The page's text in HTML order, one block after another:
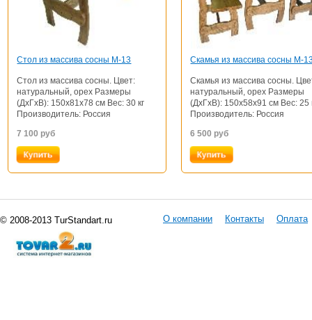
Стол из массива сосны М-13
Стол из массива сосны. Цвет:
натуральный, орех Размеры
(ДхГхВ): 150x81x78 см Вес: 30 кг
Производитель: Россия
7 100 руб
Скамья из массива сосны М-
Скамья из массива сосны.
натуральный, орех Размеры
(ДхГхВ): 150x58x91 см Вес: 25
Производитель: Россия
6 500 руб
© 2008-2013 TurStandart.ru О компании Контакты Оплата